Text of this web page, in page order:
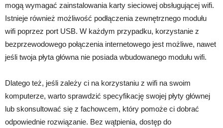
mogą wymagać zainstalowania karty sieciowej obsługującej wifi.
Istnieje również możliwość podłączenia zewnętrznego modułu
wifi poprzez port USB. W każdym przypadku, korzystanie z
bezprzewodowego połączenia internetowego jest możliwe, nawet
jeśli twoja płyta główna nie posiada wbudowanego modułu wifi.
Dlatego też, jeśli zależy ci na korzystaniu z wifi na swoim
komputerze, warto sprawdzić specyfikację swojej płyty głównej
lub skonsultować się z fachowcem, który pomoże ci dobrać
odpowiednie rozwiązanie. Bez wątpienia, dostęp do